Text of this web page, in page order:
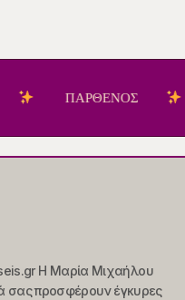
ΠΑΡΘΕΝΟΣ
Η Μαρία Μιχαήλου
σας προσφέρουν έγκυρες